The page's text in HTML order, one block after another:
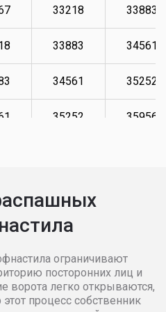
33218 33883
33883 34561
34561 35252
35252 35956
37409
38158 38921
38921 39699
ограничивают
посторонних лиц и
ворота легко открываются,
процесс собственник